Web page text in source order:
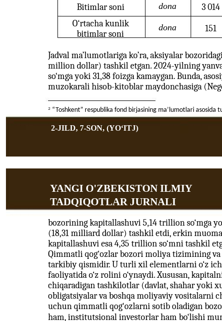
2-JILD, 7-SON, (YOʻITJ)
Bitimlar soni dona
3 014
O‘rtacha kunlik
bitimlar soni
dona 151
Jadval ma’lumotlariga ko’ra, aksiyalar
million dollar) tashkil etgan. 2024-yilning
so‘mga yoki 31,38 foizga kamaygan. Bunda,
muzokarali hisob-kitoblar maydonchasiga
2 “Toshkent” respublika fond birjasining ma’lumotlari asosida
YANGI O'ZBEKISTON ILMIY
TADQIQOTLAR JURNALI
bozorining kapitallashuvi 5,14 trillion so‘mga
(18,31 milliard dollar) tashkil etdi, erkin
kapitallashuvi esa 4,35 trillion so‘mni tashkil
Qimmatli qog‘ozlar bozori moliya tizimining
tarkibiy qismidir. U turli xil elementlarni o‘z
faoliyatida o‘z rolini o‘ynaydi. Xususan,
chiqaradigan tashkilotlar (davlat, shahar yoki
obligatsiyalar va boshqa moliyaviy vositalarni
uchun qimmatli qog‘ozlarni sotib oladigan
ham, institutsional investorlar ham bo‘lishi